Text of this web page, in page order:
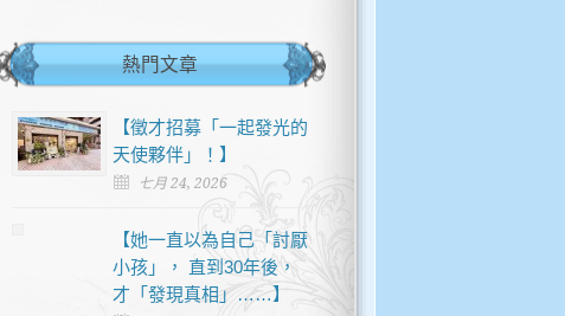
熱門文章
【徵才招募「一起發光的
天使夥伴」！】
七月 24, 2026
【她一直以為自己「討厭
小孩」， 直到30年後，
才「發現真相」……】